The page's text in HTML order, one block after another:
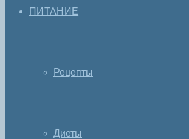
ПИТАНИЕ
Рецепты
Диеты